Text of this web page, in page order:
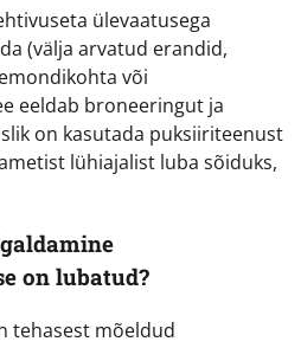
ülevaatusega
(välja arvatud erandid,
või
eeldab broneeringut ja
on kasutada puksiiriteenust
lühiajalist luba sõiduks,
on lubatud?
tehasest mõeldud